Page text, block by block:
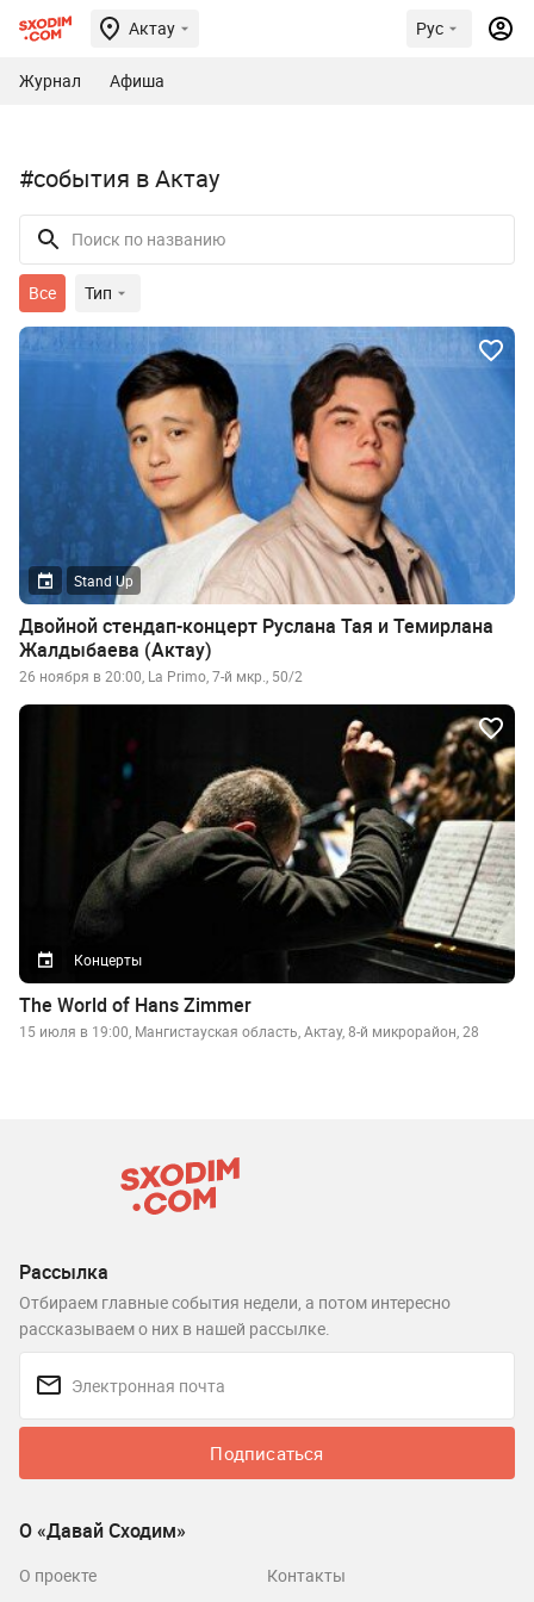
Актау Рус
Журнал Афиша
#события в Актау
Все Тип
Stand Up
Двойной стендап-концерт Руслана Тая и Темирлана
Жалдыбаева (Актау)
26 ноября в 20:00, La Primo, 7-й мкр., 50/2
Концерты
The World of Hans Zimmer
15 июля в 19:00, Мангистауская область, Актау, 8-й микрорайон, 28
Рассылка
Отбираем главные события недели, а потом интересно
рассказываем о них в нашей рассылке.
Подписаться
О «Давай Сходим»
О проекте Контакты